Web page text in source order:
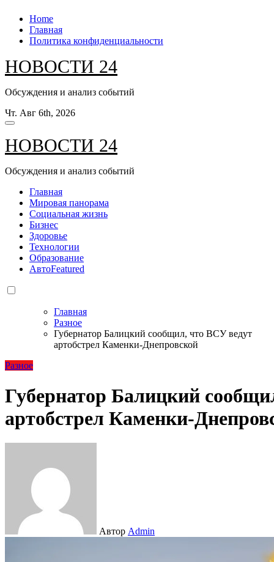
Перейти
содержанию
Home
Главная
Политика конфиденциальности
НОВОСТИ 24
Обсуждения и анализ событий
Чт. Авг 6th, 2026
НОВОСТИ 24
Обсуждения и анализ событий
Главная
Мировая панорама
Социальная жизнь
Бизнес
Здоровье
Технологии
Образование
АвтоFeatured
Главная
Разное
Губернатор Балицкий сообщил, что ВСУ ведут
артобстрел Каменки-Днепровской
Разное
Губернатор Балицкий
артобстрел Каменки-
Автор Admin